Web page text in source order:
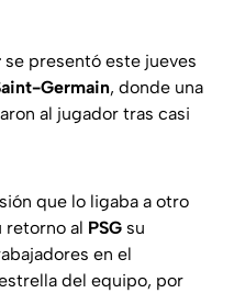
se presentó este jueves
Germain, donde una
al jugador tras casi
que lo ligaba a otro
retorno al PSG su
en el
del equipo, por